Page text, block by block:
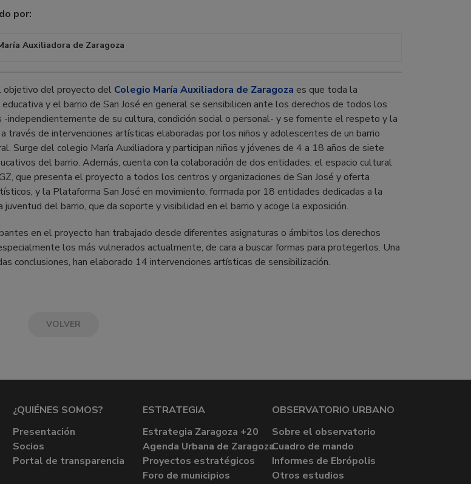
por:
Auxiliadora de Zaragoza
objetivo del proyecto del Colegio María Auxiliadora de Zaragoza es que toda la
educativa y el barrio de San José en general se sensibilicen ante los derechos de todos los
-independientemente de su cultura, condición social o personal- y se fomente el respeto y la
través de intervenciones artísticas elaboradas por los niños y adolescentes de un barrio
Surge del colegio María Auxiliadora y participan niños y jóvenes de 4 a 18 años de siete
del barrio. Además, cuenta con la colaboración de dos entidades: el espacio cultural
que presenta el proyecto a todos los centros y organizaciones de San José y oferta
y la Plataforma San José en movimiento, formada por 18 entidades dedicadas a la
juventud del barrio, que da soporte y visibilidad en el barrio y acoge la exposición.
en el proyecto han trabajado desde diferentes asignaturas o ámbitos los derechos
los más vulnerados actualmente, de cara a buscar formas para protegerlos. Una
conclusiones, han elaborado 14 intervenciones artísticas de sensibilización.
VOLVER
¿QUIÉNES SOMOS?
Presentación
Socios
Portal de transparencia
ESTRATEGIA
Estrategia Zaragoza +20
Agenda Urbana de Zaragoza
Proyectos estratégicos
Foro de municipios
OBSERVATORIO URBANO
Sobre el observatorio
Cuadro de mando
Informes de Ebrópolis
Otros estudios